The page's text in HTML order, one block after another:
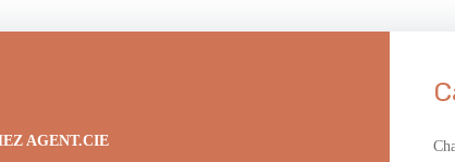
AGENT.CIE